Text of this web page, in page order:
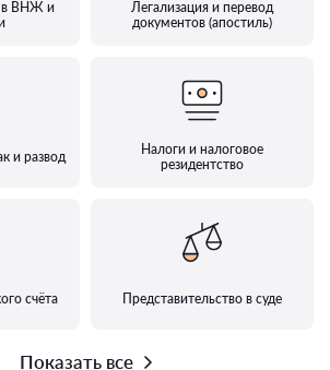
в ВНЖ и
Легализация и перевод
документов (апостиль)
и развод
Налоги и налоговое
резидентство
счёта Представительство в суде
Показать все